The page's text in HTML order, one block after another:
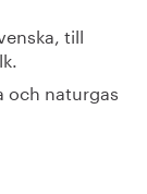
till
och naturgas